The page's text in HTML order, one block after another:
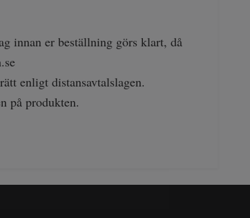
innan er beställning görs klart, då
enligt distansavtalslagen.
på produkten.